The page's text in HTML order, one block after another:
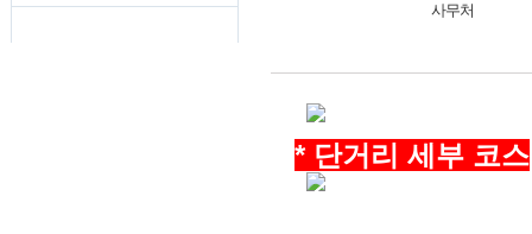
사무처
* 단거리 세부 코스